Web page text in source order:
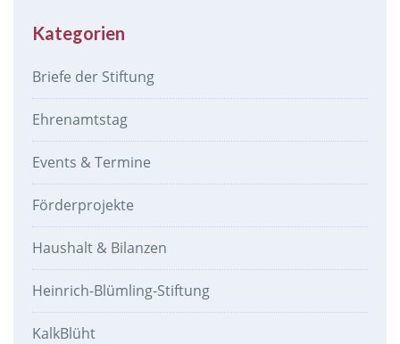
Kategorien
Briefe der Stiftung
Ehrenamtstag
Events & Termine
Förderprojekte
Haushalt & Bilanzen
Heinrich-Blümling-Stiftung
KalkBlüht